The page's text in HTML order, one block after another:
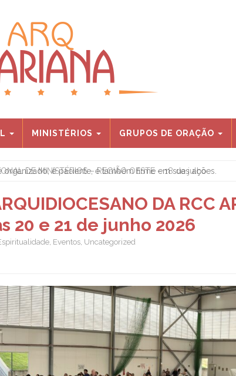
MINISTÉRIOS GRUPOS DE ORAÇÃO
DE MINISTÉRIOS – REGIÃO OESTE – 18 de julho
DA RCC
20 e 21 de junho 2026
, Eventos, Uncategorized